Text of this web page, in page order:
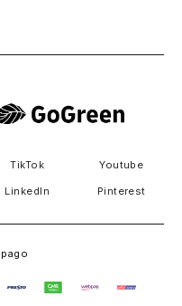
TikTok Youtube
LinkedIn Pinterest